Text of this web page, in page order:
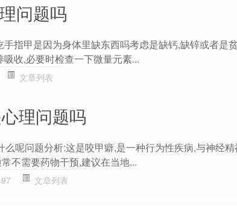
问题吗
指甲是因为身体里缺东西吗考虑是缺钙,缺锌或者是
收,必要时检查一下微量元素...
文章列表
理问题吗
呢问题分析:这是咬甲癖,是一种行为性疾病,与神经
不需要药物干预,建议在当地...
文章列表